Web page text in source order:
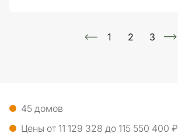
1 2 3
45 домов
Цены от 11 129 328 до 115 550 400 ₽